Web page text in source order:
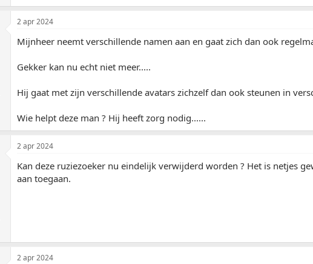
2 apr 2024
Mijnheer neemt verschillende namen aan en gaat zich dan ook
Gekker kan nu echt niet meer.....
Hij gaat met zijn verschillende avatars zichzelf dan ook steunen in
Wie helpt deze man ? Hij heeft zorg nodig......
2 apr 2024
Kan deze ruziezoeker nu eindelijk verwijderd worden ? Het is netjes
aan toegaan.
2 apr 2024